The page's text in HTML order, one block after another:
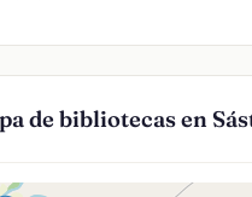
de bibliotecas en